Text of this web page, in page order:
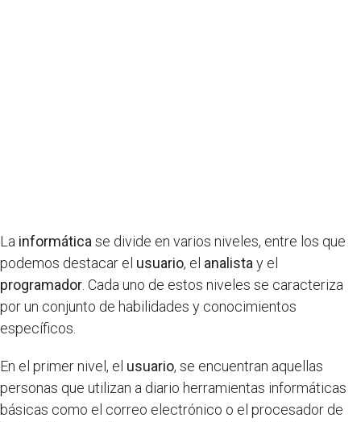
La informática se divide en varios niveles, entre los que
podemos destacar el usuario, el analista y el
programador . Cada uno de estos niveles se caracteriza
por un conjunto de habilidades y conocimientos
específicos.
En el primer nivel, el usuario, se encuentran aquellas
personas que utilizan a diario herramientas informáticas
básicas como el correo electrónico o el procesador de